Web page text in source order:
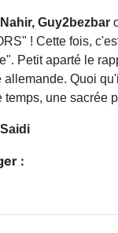
Nahir, Guy2bezbar
! Cette fois,
Petit aparté le
allemande. Quoi
temps, une sacrée
: